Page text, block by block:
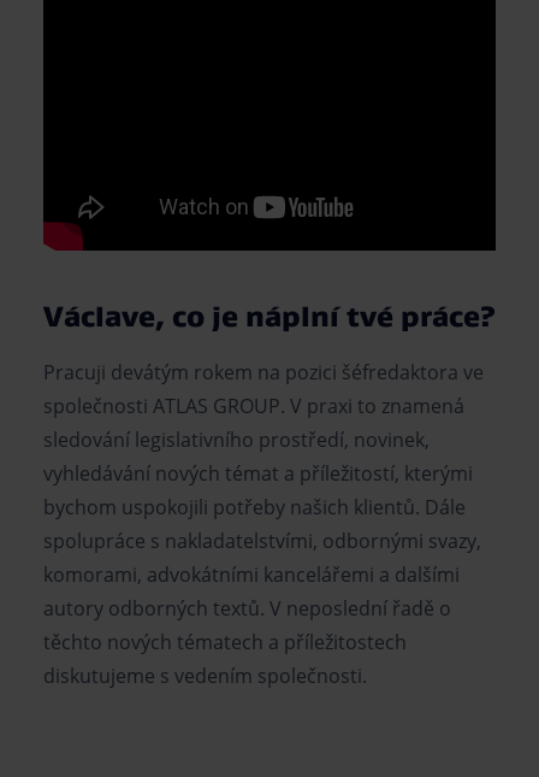
Václave, co je náplní tvé práce?
Pracuji devátým rokem na pozici šéfredaktora ve
společnosti ATLAS GROUP. V praxi to znamená
sledování legislativního prostředí, novinek,
vyhledávání nových témat a příležitostí, kterými
bychom uspokojili potřeby našich klientů. Dále
spolupráce s nakladatelstvími, odbornými svazy,
komorami, advokátními kancelářemi a dalšími
autory odborných textů. V neposlední řadě o
těchto nových tématech a příležitostech
diskutujeme s vedením společnosti.